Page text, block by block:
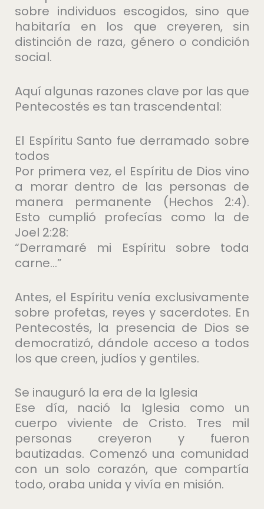
sobre individuos escogidos, sino que
habitaría en los que creyeren, sin
distinción de raza, género o condición
social.
Aquí algunas razones clave por las que
Pentecostés es tan trascendental:
El Espíritu Santo fue derramado sobre
todos
Por primera vez, el Espíritu de Dios vino
a morar dentro de las personas de
manera permanente (Hechos 2:4).
Esto cumplió profecías como la de
Joel 2:28:
“Derramaré mi Espíritu sobre toda
carne…”
Antes, el Espíritu venía exclusivamente
sobre profetas, reyes y sacerdotes. En
Pentecostés, la presencia de Dios se
democratizó, dándole acceso a todos
los que creen, judíos y gentiles.
Se inauguró la era de la Iglesia
Ese día, nació la Iglesia como un
cuerpo viviente de Cristo. Tres mil
personas creyeron y fueron
bautizadas. Comenzó una comunidad
con un solo corazón, que compartía
todo, oraba unida y vivía en misión.